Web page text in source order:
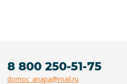
8 800 250-51-75
domoc_anapa@mail.ru